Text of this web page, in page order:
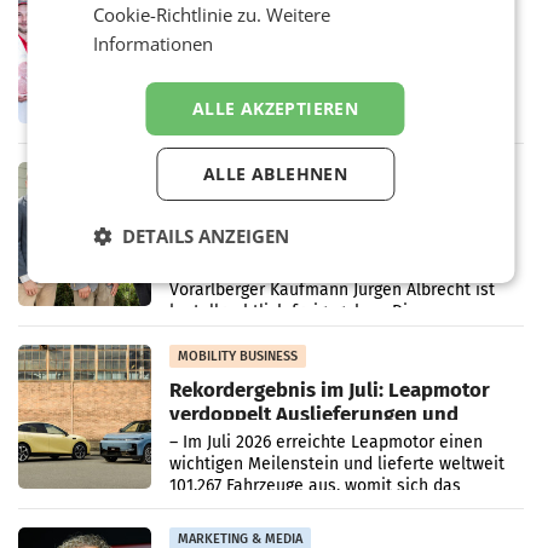
Penny modernisiert zwei Filialen in
Ober- und Niederösterreich
laufenden Modernisierungsoffensive
erneuert Penny zwei Filialen in Nieder- und
Oberösterreich. Die beiden Standorte liegen
in Haag sowie im rund
RETAIL
Alles bereit für den Wechsel: Jürgen
Albrecht setzt ab 1.1.2027 auf Adeg
WIENER NEUDORF. – Die geplante
Vorarlberger Kaufmann Jürgen Albrecht ist
kartellrechtlich freigegeben: Die
Bundeswettbewerbsbehörde und der
Bundeskartellanwalt
MOBILITY BUSINESS
Rekordergebnis im Juli: Leapmotor
verdoppelt Auslieferungen und
überschreitet die 100.000er-Marke
– Im Juli 2026 erreichte Leapmotor einen
wichtigen Meilenstein und lieferte weltweit
101.267 Fahrzeuge aus, womit sich das
Ergebnis gegenüber Juli 2025 mehr als
verdoppelte (+102
MARKETING & MEDIA
Cookie-Richtlinie zu.Weitere
Informationen
ALLE AKZEPTIEREN
ALLE ABLEHNEN
DETAILS ANZEIGEN